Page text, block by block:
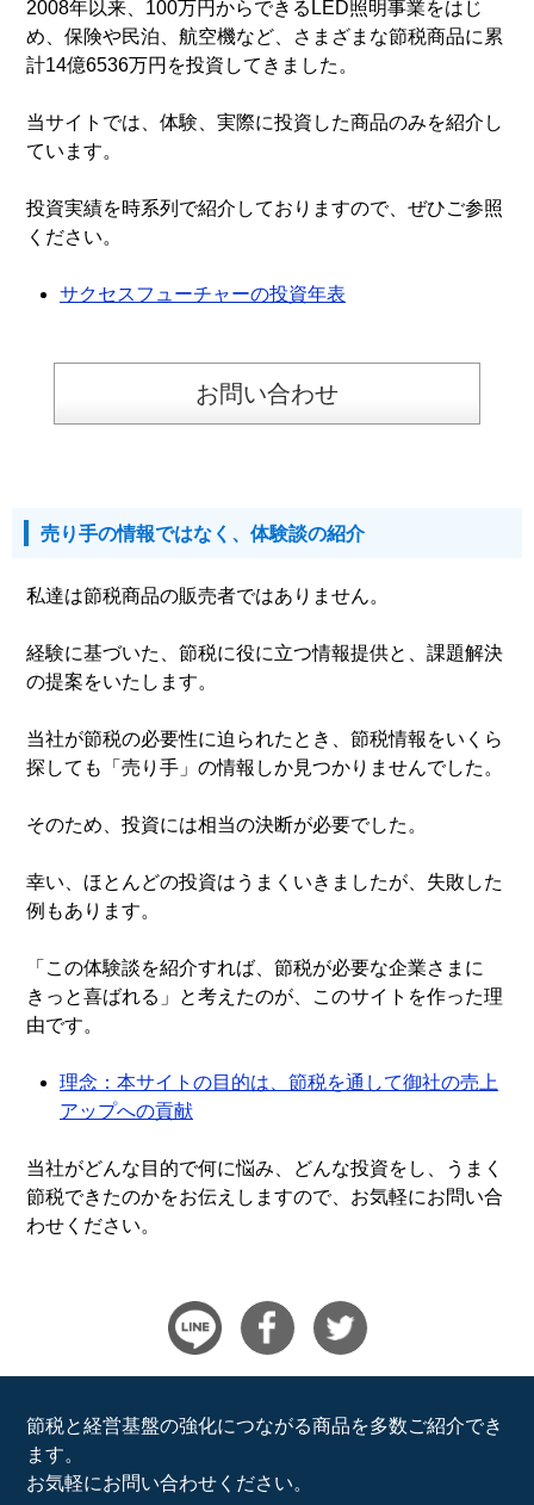
2008年以来、100万円からできるLED照明事業をはじ
め、保険や民泊、航空機など、さまざまな節税商品に累
計14億6536万円を投資してきました。
当サイトでは、体験、実際に投資した商品のみを紹介し
ています。
投資実績を時系列で紹介しておりますので、ぜひご参照
ください。
サクセスフューチャーの投資年表
お問い合わせ
売り手の情報ではなく、体験談の紹介
私達は節税商品の販売者ではありません。
経験に基づいた、節税に役に立つ情報提供と、課題解決
の提案をいたします。
当社が節税の必要性に迫られたとき、節税情報をいくら
探しても「売り手」の情報しか見つかりませんでした。
そのため、投資には相当の決断が必要でした。
幸い、ほとんどの投資はうまくいきましたが、失敗した
例もあります。
「この体験談を紹介すれば、節税が必要な企業さまに
きっと喜ばれる」と考えたのが、このサイトを作った理
由です。
理念：本サイトの目的は、節税を通して御社の売上
アップへの貢献
当社がどんな目的で何に悩み、どんな投資をし、うまく
節税できたのかをお伝えしますので、お気軽にお問い合
わせください。
節税と経営基盤の強化につながる商品を多数ご紹介でき
ます。
お気軽にお問い合わせください。